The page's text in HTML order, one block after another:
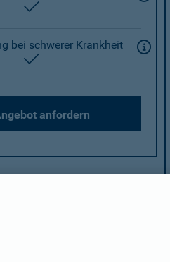
enthalten
bei schwerer Krankheit
enthalten
anfordern